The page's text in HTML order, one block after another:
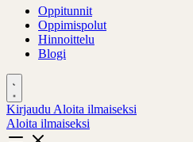
Oppitunnit
Oppimispolut
Hinnoittelu
Blogi
Kirjaudu Aloita ilmaiseksi
Aloita ilmaiseksi